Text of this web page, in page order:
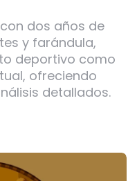
dos años de
y farándula,
deportivo como
ofreciendo
detallados.